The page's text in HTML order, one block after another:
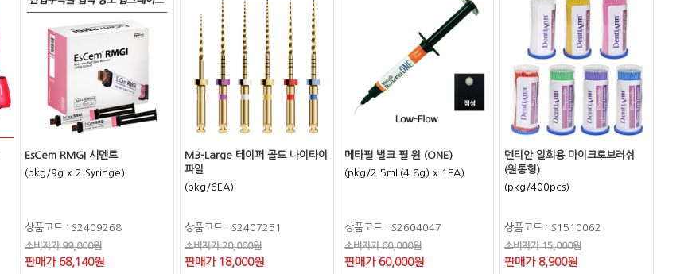
EsCem RMGI 시멘트
(pkg/9g x 2 Syringe)
상품코드 : S2409268
소비자가 99,000원
판매가 68,140원
M3-Large 테이퍼 골드 나이타이
파일
(pkg/6EA)
상품코드 : S2407251
소비자가 20,000원
판매가 18,000원
메타필 벌크 필 원 (ONE)
(pkg/2.5mL(4.8g) x 1EA)
상품코드 : S2604047
소비자가 60,000원
판매가 60,000원
덴티안 일회용 마이크로브러쉬
(원통형)
(pkg/400pcs)
상품코드 : S1510062
소비자가 15,000원
판매가 8,900원